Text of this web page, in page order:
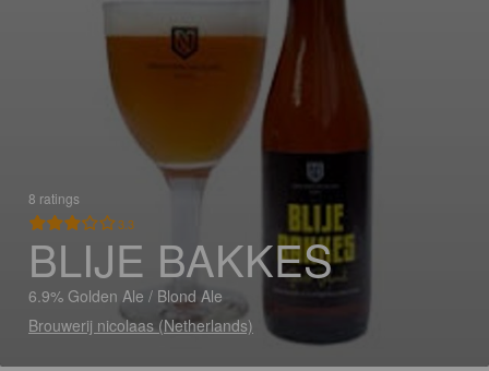
8 ratings
3.3
BLIJE BAKKES
6.9% Golden Ale / Blond Ale
Brouwerij nicolaas (Netherlands)